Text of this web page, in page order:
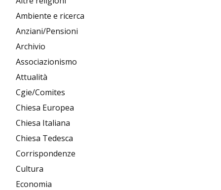
Ambiente e ricerca
Anziani/Pensioni
Archivio
Associazionismo
Attualità
Cgie/Comites
Chiesa Europea
Chiesa Italiana
Chiesa Tedesca
Corrispondenze
Cultura
Economia